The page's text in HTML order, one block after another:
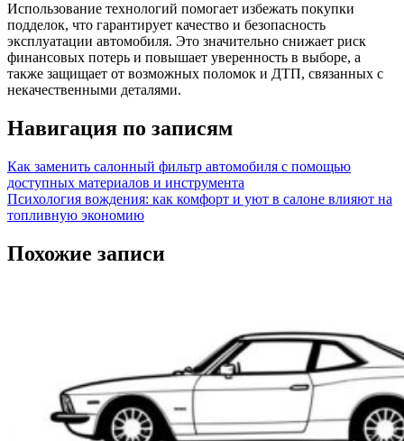
Использование технологий помогает избежать покупки
подделок, что гарантирует качество и безопасность
эксплуатации автомобиля. Это значительно снижает риск
финансовых потерь и повышает уверенность в выборе, а
также защищает от возможных поломок и ДТП, связанных с
некачественными деталями.
Навигация по записям
Как заменить салонный фильтр автомобиля с помощью
доступных материалов и инструмента
Психология вождения: как комфорт и уют в салоне влияют на
топливную экономию
Похожие записи